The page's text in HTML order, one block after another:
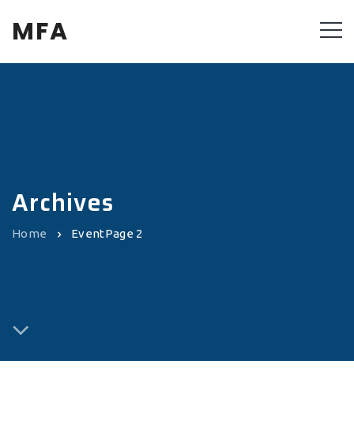
MFA
Archives
Home EventPage 2